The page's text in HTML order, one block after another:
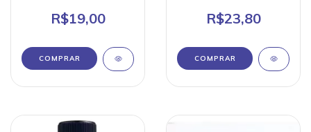
R$19,00
COMPRAR
Chama de Ouro
R$23,80
COMPRAR